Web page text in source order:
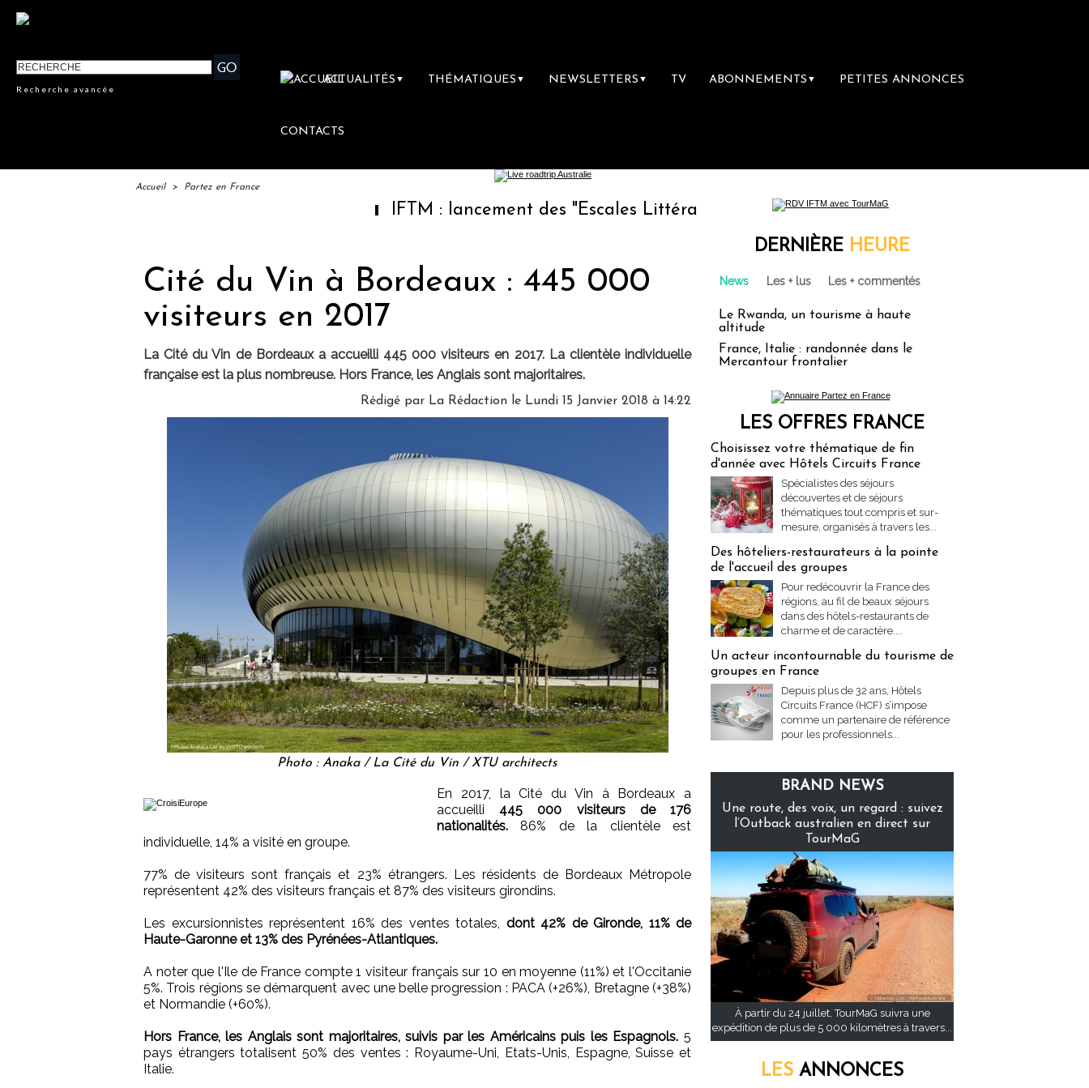
Recherche avancée
ACTUALITÉS ▼ THÉMATIQUES ▼ NEWSLETTERS ▼ TV ABONNEMENTS ▼ PETITES ANNONCES
CONTACTS
Accueil > Partez en France
IFTM : lancement des "Escales Littéraires", la première librairie du voyage
Cité du Vin à Bordeaux : 445 000
visiteurs en 2017
La Cité du Vin de Bordeaux a accueilli 445 000 visiteurs en 2017. La clientèle individuelle
française est la plus nombreuse. Hors France, les Anglais sont majoritaires.
Rédigé par La Rédaction le Lundi 15 Janvier 2018 à 14:22
Photo : Anaka / La Cité du Vin / XTU architects
En 2017, la Cité du Vin à Bordeaux a
accueilli 445 000 visiteurs de 176
nationalités. 86% de la clientèle est
individuelle, 14% a visité en groupe.
77% de visiteurs sont français et 23% étrangers. Les résidents de Bordeaux Métropole
représentent 42% des visiteurs français et 87% des visiteurs girondins.
Les excursionnistes représentent 16% des ventes totales, dont 42% de Gironde, 11% de
Haute-Garonne et 13% des Pyrénées-Atlantiques.
A noter que l'Ile de France compte 1 visiteur français sur 10 en moyenne (11%) et l'Occitanie
5%. Trois régions se démarquent avec une belle progression : PACA (+26%), Bretagne (+38%)
et Normandie (+60%).
Hors France, les Anglais sont majoritaires, suivis par les Américains puis les Espagnols. 5
pays étrangers totalisent 50% des ventes : Royaume-Uni, Etats-Unis, Espagne, Suisse et
Italie.
DERNIÈRE HEURE
News Les + lus Les + commentés
Le Rwanda, un tourisme à haute
altitude
France, Italie : randonnée dans le
Mercantour frontalier
LES OFFRES FRANCE
Choisissez votre thématique de fin
d'année avec Hôtels Circuits France
Spécialistes des séjours
découvertes et de séjours
thématiques tout compris et sur-
mesure, organisés à travers les...
Des hôteliers-restaurateurs à la pointe
de l'accueil des groupes
Pour redécouvrir la France des
régions, au fil de beaux séjours
dans des hôtels-restaurants de
charme et de caractère....
Un acteur incontournable du tourisme de
groupes en France
Depuis plus de 32 ans, Hôtels
Circuits France (HCF) s’impose
comme un partenaire de référence
pour les professionnels...
BRAND NEWS
Une route, des voix, un regard : suivez
l’Outback australien en direct sur
TourMaG
À partir du 24 juillet, TourMaG suivra une
expédition de plus de 5 000 kilomètres à travers...
LES ANNONCES